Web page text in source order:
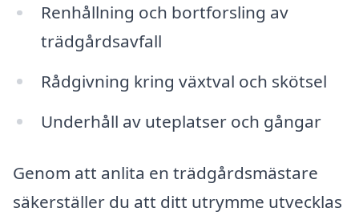
Renhållning och bortforsling av
trädgårdsavfall
Rådgivning kring växtval och skötsel
Underhåll av uteplatser och gångar
Genom att anlita en trädgårdsmästare
säkerställer du att ditt utrymme utvecklas